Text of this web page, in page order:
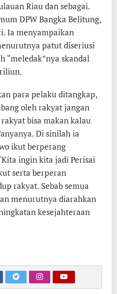
Riau dan sebagai.
DPW Bangka Belitung,
Ia menyampaikan
patut diseriusi
“meledak”nya skandal
para pelaku ditangkap,
oleh rakyat jangan
bisa makan kalau
Di sinilah ia
ikut berperang
ingin kita jadi Perisai
serta berperan
rakyat. Sebab semua
menurutnya diarahkan
kesejahteraan